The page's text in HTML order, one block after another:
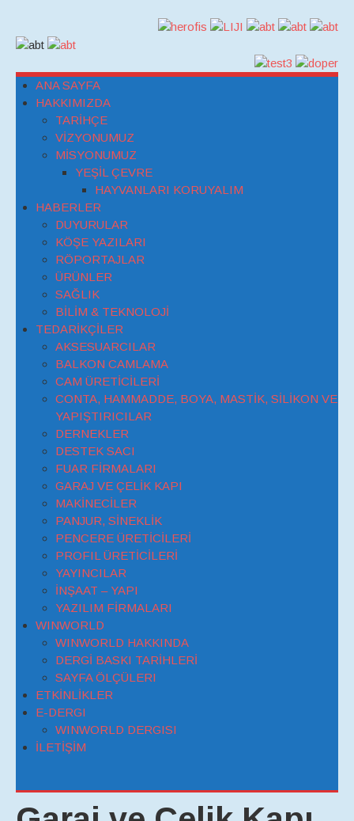
ANA SAYFA
HAKKIMIZDA
TARİHÇE
VİZYONUMUZ
MİSYONUMUZ
YEŞİL ÇEVRE
HAYVANLARI KORUYALIM
HABERLER
DUYURULAR
KÖŞE YAZILARI
RÖPORTAJLAR
ÜRÜNLER
SAĞLIK
BİLİM & TEKNOLOJİ
TEDARİKÇİLER
AKSESUARCILAR
BALKON CAMLAMA
CAM ÜRETİCİLERİ
CONTA, HAMMADDE, BOYA, MASTİK, SİLİKON VE
YAPIŞTIRICILAR
DERNEKLER
DESTEK SACI
FUAR FİRMALARI
GARAJ VE ÇELİK KAPI
MAKİNECİLER
PANJUR, SİNEKLİK
PENCERE ÜRETİCİLERİ
PROFIL ÜRETİCİLERİ
YAYINCILAR
İNŞAAT – YAPI
YAZILIM FİRMALARI
WINWORLD
WINWORLD HAKKINDA
DERGİ BASKI TARİHLERİ
SAYFA ÖLÇÜLERI
ETKİNLİKLER
E-DERGI
WINWORLD DERGISI
İLETİŞİM